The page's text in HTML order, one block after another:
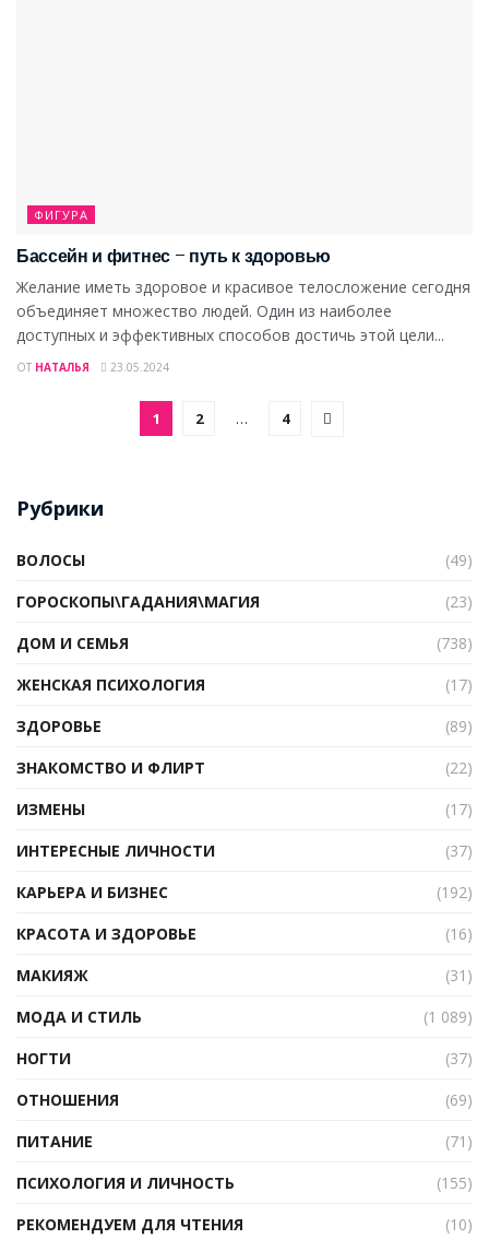
ФИГУРА
Бассейн и фитнес – путь к здоровью
Желание иметь здоровое и красивое телосложение сегодня
объединяет множество людей. Один из наиболее
доступных и эффективных способов достичь этой цели...
ОТ НАТАЛЬЯ 23.05.2024
1 2 … 4
Рубрики
ВОЛОСЫ
(49)
ГОРОСКОПЫ\ГАДАНИЯ\МАГИЯ
(23)
ДОМ И СЕМЬЯ
(738)
ЖЕНСКАЯ ПСИХОЛОГИЯ
(17)
ЗДОРОВЬЕ
(89)
ЗНАКОМСТВО И ФЛИРТ
(22)
ИЗМЕНЫ
(17)
ИНТЕРЕСНЫЕ ЛИЧНОСТИ
(37)
КАРЬЕРА И БИЗНЕС
(192)
КРАСОТА И ЗДОРОВЬЕ
(16)
МАКИЯЖ
(31)
МОДА И СТИЛЬ
(1 089)
НОГТИ
(37)
ОТНОШЕНИЯ
(69)
ПИТАНИЕ
(71)
ПСИХОЛОГИЯ И ЛИЧНОСТЬ
(155)
РЕКОМЕНДУЕМ ДЛЯ ЧТЕНИЯ
(10)